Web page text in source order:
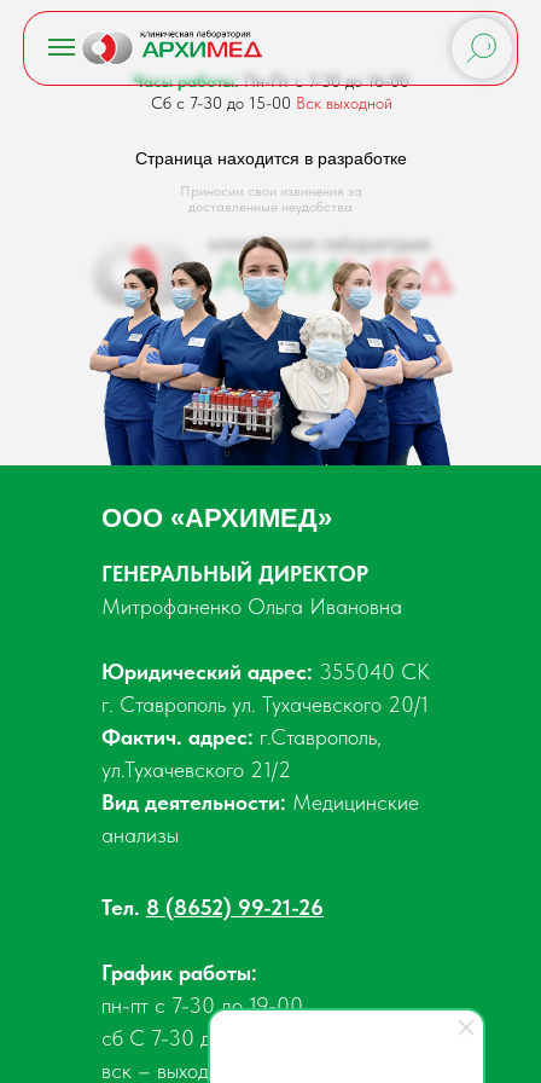
Часы работы:Пн-Пт с 7-30 до 16-00
Сб с 7-30 до 15-00 Вск выходной
Страница находится в разработке
Приносим свои извинения за
доставленные неудобства
ГЕНЕРАЛЬНЫЙ ДИРЕКТОР
Митрофаненко Ольга Ивановна
Юридический адрес: 355040 СК
г. Ставрополь ул. Тухачевского 20/1
Фактич. адрес: г.Ставрополь,
ул.Тухачевского 21/2
Вид деятельности: Медицинские
анализы
Тел. 8 (8652) 99-21-26
График работы:
пн-пт с 7-30 до 19-00
сб С 7-30 до 15-00
вск – выходной
ООО «АРХИМЕД»